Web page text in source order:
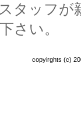
タッフ
さい。
copyirghts (c)